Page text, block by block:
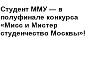
Студент ММУ — в
полуфинале конкурса
«Мисс и Мистер
студенчество Москвы»!